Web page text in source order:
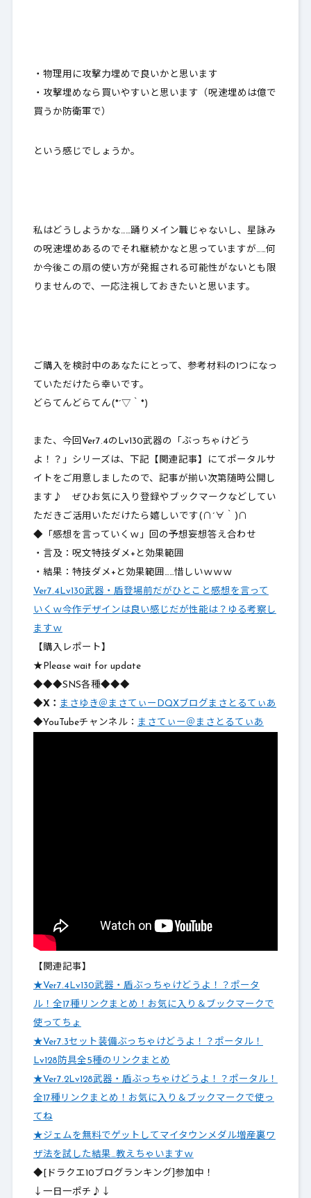
・物理用に攻撃力埋めで良いかと思います
・攻撃埋めなら買いやすいと思います（呪速埋めは億で
買うか防衛軍で）
という感じでしょうか。
私はどうしようかな……踊りメイン職じゃないし、星詠み
の呪速埋めあるのでそれ継続かなと思っていますが……何
か今後この扇の使い方が発掘される可能性がないとも限
りませんので、一応注視しておきたいと思います。
ご購入を検討中のあなたにとって、参考材料の1つになっ
ていただけたら幸いです。
どらてんどらてん(*´▽｀*)
また、今回Ver7.4のLv130武器の「ぶっちゃけどう
よ！？」シリーズは、下記【関連記事】にてポータルサ
イトをご用意しましたので、記事が揃い次第随時公開し
ます♪ ぜひお気に入り登録やブックマークなどしてい
ただきご活用いただけたら嬉しいです(∩´∀｀)∩
◆「感想を言っていくｗ」回の予想妄想答え合わせ
・言及：呪文特技ダメ+と効果範囲
・結果：特技ダメ+と効果範囲……惜しいｗｗｗ
Ver7.4Lv130武器・盾登場前だがひとこと感想を言って
いくｗ今作デザインは良い感じだが性能は？ゆる考察し
ますｗ
【購入レポート】
★Please wait for update
◆◆◆SNS各種◆◆◆
◆X： まさゆき＠まさてぃーDQXブログまさとるてぃあ
◆YouTubeチャンネル： まさてぃー＠まさとるてぃあ
【関連記事】
★Ver7.4Lv130武器・盾ぶっちゃけどうよ！？ポータ
ル！全17種リンクまとめ！お気に入り＆ブックマークで
使ってちょ
★Ver7.3セット装備ぶっちゃけどうよ！？ポータル！
Lv128防具全5種のリンクまとめ
★Ver7.2Lv128武器・盾ぶっちゃけどうよ！？ポータル！
全17種リンクまとめ！お気に入り＆ブックマークで使っ
てね
★ジェムを無料でゲットしてマイタウンメダル増産裏ワ
ザ法を試した結果…教えちゃいますｗ
◆[ドラクエ10ブログランキング]参加中！
↓一日一ポチ♪↓